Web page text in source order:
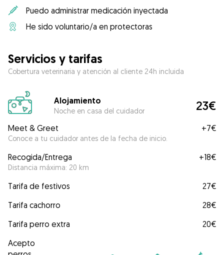
Puedo administrar medicación inyectada
He sido voluntario/a en protectoras
Servicios y tarifas
Cobertura veterinaria y atención al cliente 24h incluida
Alojamiento
Noche en casa del cuidador 23€
Meet & Greet
Conoce a tu cuidador antes de la fecha de inicio.
+7€
Recogida/Entrega
Distancia máxima: 20 km
+18€
Tarifa de festivos
27€
Tarifa cachorro
28€
Tarifa perro extra
20€
Acepto